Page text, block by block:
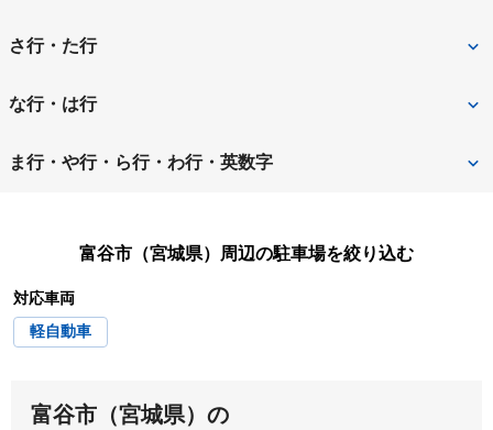
石巻市
大崎市
気仙沼市
さ行・た行
塩竈市
柴田郡川崎町 柴田郡柴田町
仙台市青葉区
仙台市泉区
仙台市宮城野区
多賀城市
な行・は行
名取市 東松島市
ま行・や行・ら行・わ行・英数字
宮城郡利府町 亘理郡山元町
亘理郡亘理町
富谷市（宮城県） 周辺の駐車場を絞り込む
対応車両
軽自動車
富谷市（宮城県）の